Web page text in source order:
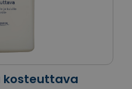
kosteuttava